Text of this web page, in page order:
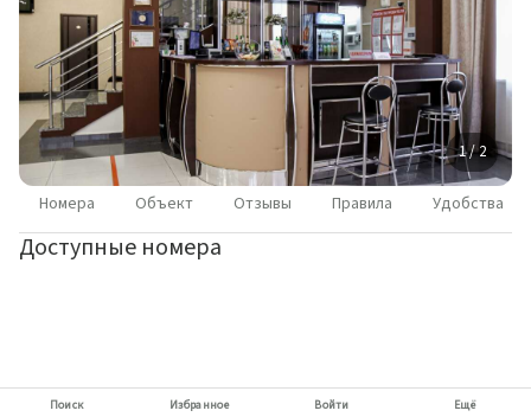
1 / 2
Номера Объект Отзывы Правила Удобства
Доступные номера
Поиск Избранное Войти Ещё